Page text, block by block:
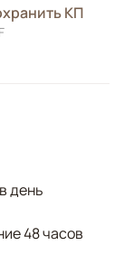
КП
день
48 часов